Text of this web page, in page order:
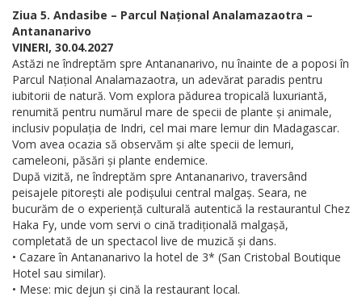
Ziua 5. Andasibe – Parcul Național Analamazaotra –
Antananarivo
VINERI, 30.04.2027
Astăzi ne îndreptăm spre Antananarivo, nu înainte de a poposi în
Parcul Național Analamazaotra, un adevărat paradis pentru
iubitorii de natură. Vom explora pădurea tropicală luxuriantă,
renumită pentru numărul mare de specii de plante și animale,
inclusiv populația de Indri, cel mai mare lemur din Madagascar.
Vom avea ocazia să observăm și alte specii de lemuri,
cameleoni, păsări și plante endemice.
După vizită, ne îndreptăm spre Antananarivo, traversând
peisajele pitorești ale podișului central malgaș. Seara, ne
bucurăm de o experiență culturală autentică la restaurantul Chez
Haka Fy, unde vom servi o cină tradițională malgașă,
completată de un spectacol live de muzică și dans.
• Cazare în Antananarivo la hotel de 3* (San Cristobal Boutique
Hotel sau similar).
• Mese: mic dejun și cină la restaurant local.